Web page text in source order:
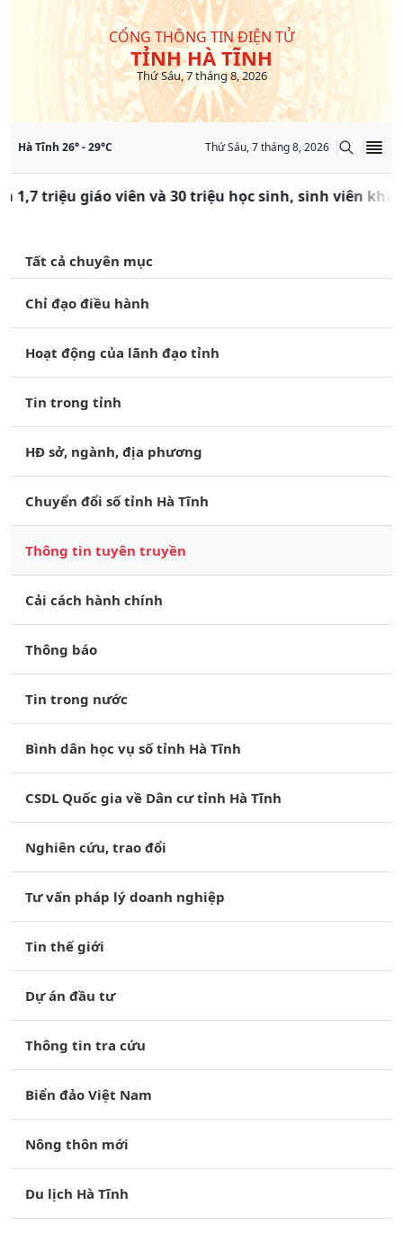
CỔNG THÔNG TIN ĐIỆN TỬ
TỈNH HÀ TĨNH
Thứ Sáu, 7 tháng 8, 2026
Hà Tĩnh 26° -29°C Thứ Sáu, 7 tháng 8, 2026
1,7 triệu giáo viên và 30 triệu học sinh, sinh viên
Tất cả chuyên mục
Chỉ đạo điều hành
Hoạt động của lãnh đạo tỉnh
Tin trong tỉnh
HĐ sở, ngành, địa phương
Chuyển đổi số tỉnh Hà Tĩnh
Thông tin tuyên truyền
Cải cách hành chính
Thông báo
Tin trong nước
Bình dân học vụ số tỉnh Hà Tĩnh
CSDL Quốc gia về Dân cư tỉnh Hà Tĩnh
Nghiên cứu, trao đổi
Tư vấn pháp lý doanh nghiệp
Tin thế giới
Dự án đầu tư
Thông tin tra cứu
Biển đảo Việt Nam
Nông thôn mới
Du lịch Hà Tĩnh